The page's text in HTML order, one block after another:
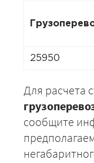
25950
Для расчета
сообщите